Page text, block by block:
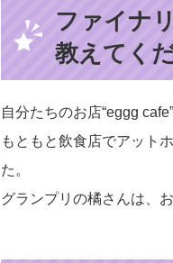
ファイナ
教えてく
自分たちのお店“eggg
もともと飲食店でアット
た。
グランプリの橘さんは、